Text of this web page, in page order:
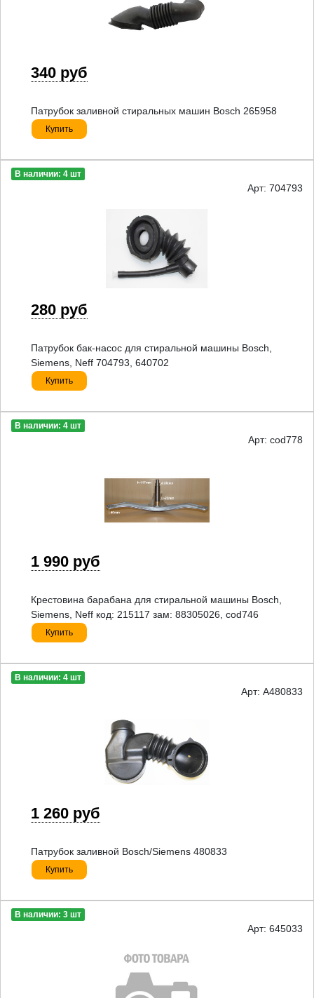
340 руб
Патрубок заливной стиральных машин Bosch 265958
Купить
В наличии: 4 шт
Арт: 704793
280 руб
Патрубок бак-насос для стиральной машины Bosch,
Siemens, Neff 704793, 640702
Купить
В наличии: 4 шт
Арт: cod778
1 990 руб
Крестовина барабана для стиральной машины Bosch,
Siemens, Neff код: 215117 зам: 88305026, cod746
Купить
В наличии: 4 шт
Арт: A480833
1 260 руб
Патрубок заливной Bosch/Siemens 480833
Купить
В наличии: 3 шт
Арт: 645033